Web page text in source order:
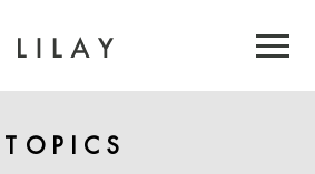
TOPICS